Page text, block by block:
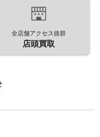
全店舗アクセス抜群
店頭買取